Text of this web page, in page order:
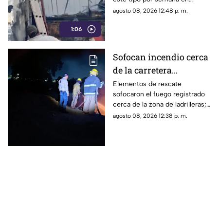
1:06
Torreón. La falta de
agosto 08, 2026 12:48 p. m.
Sofocan incendio cerca
de la carretera
Matamoros-Torreón:
IMÁGENES
Elementos de rescate
sofocaron el fuego registrado
cerca de la zona de ladrilleras;
no se reportaron personas
agosto 08, 2026 12:38 p. m.